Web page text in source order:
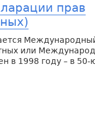
прав
или
в 1998 году – в 50-